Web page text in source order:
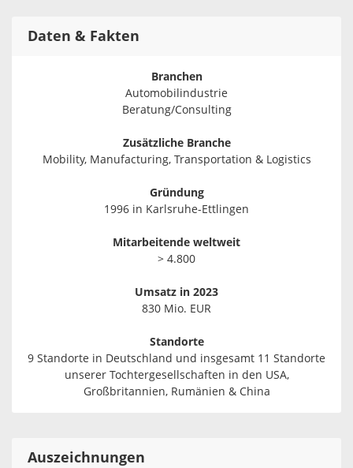
Daten & Fakten
Branchen
Automobilindustrie
Beratung/Consulting
Zusätzliche Branche
Mobility, Manufacturing, Transportation & Logistics
Gründung
1996 in Karlsruhe-Ettlingen
Mitarbeitende weltweit
> 4.800
Umsatz in 2023
830 Mio. EUR
Standorte
9 Standorte in Deutschland und insgesamt 11 Standorte
unserer Tochtergesellschaften in den USA,
Großbritannien, Rumänien & China
Auszeichnungen